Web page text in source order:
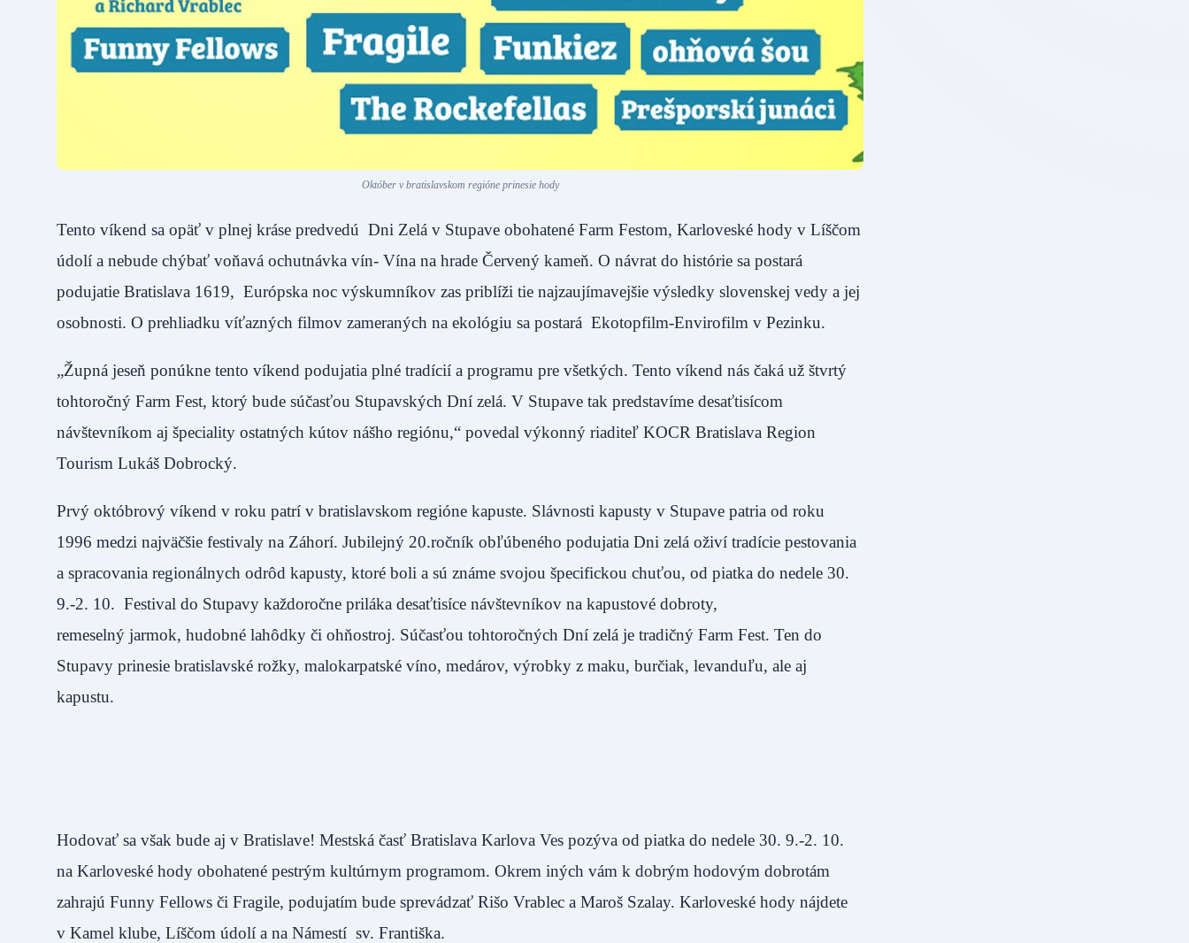
Október v bratislavskom regióne prinesie hody
Tento víkend sa opäť v plnej kráse predvedú Dni Zelá v Stupave obohatené Farm Festom, Karloveské hody v Líščom
údolí a nebude chýbať voňavá ochutnávka vín- Vína na hrade Červený kameň. O návrat do histórie sa postará
podujatie Bratislava 1619, Európska noc výskumníkov zas priblíži tie najzaujímavejšie výsledky slovenskej vedy a jej
osobnosti. O prehliadku víťazných filmov zameraných na ekológiu sa postará Ekotopfilm-Envirofilm v Pezinku.
„Župná jeseň ponúkne tento víkend podujatia plné tradícií a programu pre všetkých. Tento víkend nás čaká už štvrtý
tohtoročný Farm Fest, ktorý bude súčasťou Stupavských Dní zelá. V Stupave tak predstavíme desaťtisícom
návštevníkom aj špeciality ostatných kútov nášho regiónu,“ povedal výkonný riaditeľ KOCR Bratislava Region
Tourism Lukáš Dobrocký.
Prvý októbrový víkend v roku patrí v bratislavskom regióne kapuste. Slávnosti kapusty v Stupave patria od roku
1996 medzi najväčšie festivaly na Záhorí. Jubilejný 20.ročník obľúbeného podujatia Dni zelá oživí tradície pestovania
a spracovania regionálnych odrôd kapusty, ktoré boli a sú známe svojou špecifickou chuťou, od piatka do nedele 30.
9.-2. 10. Festival do Stupavy každoročne priláka desaťtisíce návštevníkov na kapustové dobroty,
remeselný jarmok, hudobné lahôdky či ohňostroj. Súčasťou tohtoročných Dní zelá je tradičný Farm Fest. Ten do
Stupavy prinesie bratislavské rožky, malokarpatské víno, medárov, výrobky z maku, burčiak, levanduľu, ale aj
kapustu.
Hodovať sa však bude aj v Bratislave! Mestská časť Bratislava Karlova Ves pozýva od piatka do nedele 30. 9.-2. 10.
na Karloveské hody obohatené pestrým kultúrnym programom. Okrem iných vám k dobrým hodovým dobrotám
zahrajú Funny Fellows či Fragile, podujatím bude sprevádzať Rišo Vrablec a Maroš Szalay. Karloveské hody nájdete
v Kamel klube, Líščom údolí a na Námestí sv. Františka.